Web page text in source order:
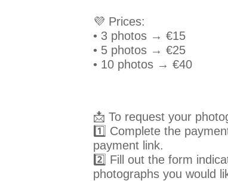
💜 Prices:
• 3 photos → €15
• 5 photos → €25
• 10 photos → €40
📩 To request your
1️⃣ Complete the
payment link.
2️⃣ Fill out the form
photographs you would